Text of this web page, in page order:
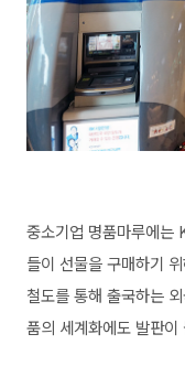
중소기업 명품마루에는
들이 선물을 구매하기
철도를 통해 출국하는
품의 세계화에도 발판